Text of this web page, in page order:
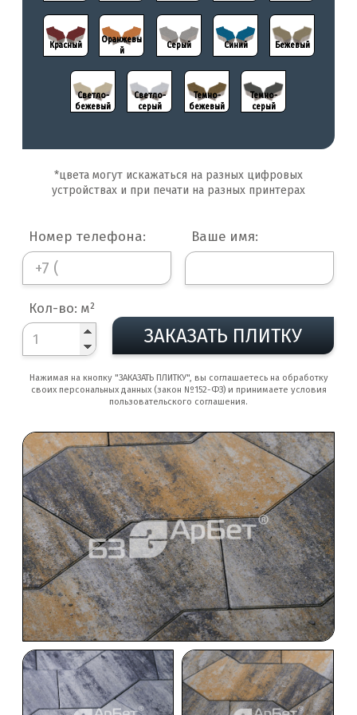
*цвета могут искажаться на разных цифровых
устройствах и при печати на разных принтерах
Серый
Серый
Красный
Красный
Оранжевы
й
Оранжевы
й
Синий
Синий
Светло-
серый
Светло-
серый
Бежевый
Бежевый
Светло-
бежевый
Светло-
бежевый
Темно-
бежевый
Темно-
бежевый
Темно-
серый
Темно-
серый
Кол-во: м²
Номер телефона: Ваше имя:
Нажимая на кнопку "ЗАКАЗАТЬ ПЛИТКУ", вы соглашаетесь на обработку
своих персональных данных (закон №152-ФЗ) и принимаете условия
пользовательского соглашения.
ЗАКАЗАТЬ ПЛИТКУ